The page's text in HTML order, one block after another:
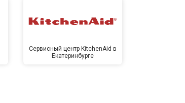
Сервисный центр KitchenAid в
Екатеринбурге